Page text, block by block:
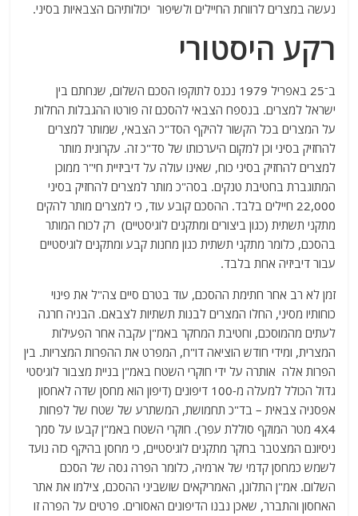
נעשה במצרים לרווחת החיילים ולשיפור יכולותיהם הצבאיות בסיני.
רקע היסטורי
ב־25 באפריל 1979 נכנס לתוקפו הסכם השלום, שנחתם בין
ישראל למצרים. בנספח הצבאי להסכם זה פורטו ההגבלות החלות
על המצרים בכל הקשור להיקף הסד"כ הצבאי, שמותר למצרים
להחזיק בסיני וכן למקום היערכותו של סד"כ זה. עקרונית מותר
למצרים להחזיק בסיני כוח, שאינו עולה על דיביזיית חי"ר ממוכן
המתוגברת בחטיבת טנקים. בסה"כ מותר למצרים להחזיק בסיני
22,000 חיילים בלבד. ההסכם קובע עוד, כי למצרים מותר להקים
מתקני תשתית (כגון ביצורים ומתקנים לוגיסטיים) רק לכוח המותר
בהסכם, כלומר מתקני תשתית כגון מחנות קבע ומתקנים לוגיסטיים
עבור דיביזיה אחת בלבד.
זמן לא רב אחר חתימת ההסכם, עוד בטרם סיים צה"ל את פינוי
כוחותיו מסיני, החלו המצרים לבנות תשתיות לצבאם. הבניה חרגה
לעתים מהמוסכם, וחטיבת המחקר באמ"ן עקבה אחר הפעילות
המצרית, ומידי חודש הוציאה דו"ח, המפרט את ההפרות המצריות. בין
הפרות אלה אותרה על ידי חוקרי השטח באמ"ן בניית מצבור לוגיסטי
גדול הכולל למעלה מ-100 דיפונים (דיפון הוא מחסן שדה לאחסון
אפסניה צבאית – בד"כ תחמושת, המשתרע של שטח של לפחות
4X4 מטר המוקף סוללת עפר). חוקרי השטח באמ"ן קבעו על סמך
ניסיונם המצטבר בחקר מתקנים לוגיסטיים, כי מחסן בהיקף כזה נועד
לשמש כמחסן קדמי של ארמיה, כלומר הפרה גסה של הסכם
השלום. אמ"ן התלונן, האמריקאים שושביני ההסכם, צילמו את אתר
האחסון והתברר, שאכן נבנו הדיפונים האסורים. פרטים על הפרה זו